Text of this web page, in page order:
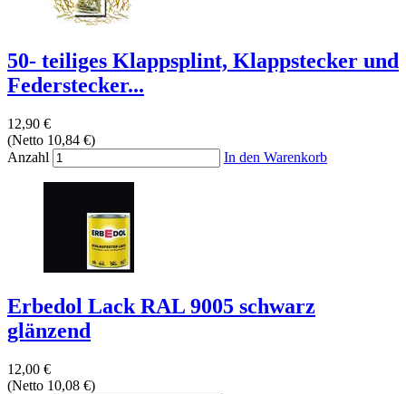
50- teiliges Klappsplint, Klappstecker und
Federstecker...
12,90 €
(Netto 10,84 €)
Anzahl
In den Warenkorb
Erbedol Lack RAL 9005 schwarz
glänzend
12,00 €
(Netto 10,08 €)